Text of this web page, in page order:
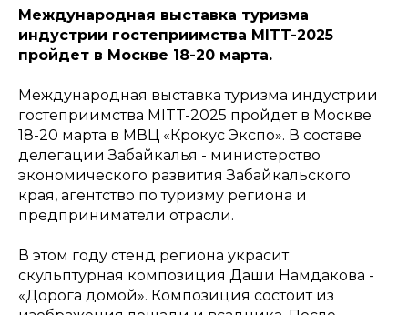
Международная выставка туризма
индустрии гостеприимства MITT-2025
пройдет в Москве 18-20 марта.
Международная выставка туризма индустрии
гостеприимства MITT-2025 пройдет в Москве
18-20 марта в МВЦ «Крокус Экспо». В составе
делегации Забайкалья - министерство
экономического развития Забайкальского
края, агентство по туризму региона и
предприниматели отрасли.
В этом году стенд региона украсит
скульптурная композиция Даши Намдакова -
«Дорога домой». Композиция состоит из